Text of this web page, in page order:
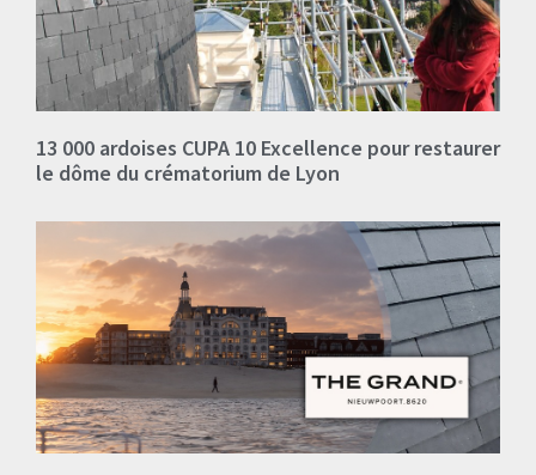
13 000 ardoises CUPA 10 Excellence pour restaurer
le dôme du crématorium de Lyon